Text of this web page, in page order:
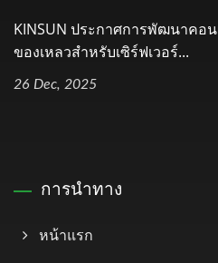
KINSUN ประกาศการพัฒนาคอ
ของเหลวสำหรับเซิร์ฟเวอร์...
26 Dec, 2025
การนำทาง
หน้าแรก